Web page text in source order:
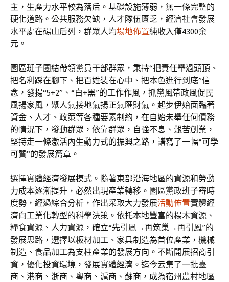
主，生產力水平較為落后。基礎設施薄弱，無一條完整的
硬化道路。公共服務欠缺，人才隊伍匱乏，經濟社會發展
水平處在碭山后列，群眾人均場地佈置純收入僅4300余
元。
園區班子團結帶領黨員干部群眾，秉持“把責任舉過頭頂、
把名利踩在腳下、把百姓裝在心中、把本色進行到底”信
念，發揚“5+2”、“白+黑”的工作作風，抓黨風帶政風促民
風揚家風，聚人氣接地氣揚正氣匯財氣。起步伊始面臨著
資金、人才、政策等各種要素制約，在自始未舉任何債務
的情況下，發動群眾，依靠群眾，自強不息、艱苦創業，
堅持走一條激活內生動力式的振興之路，譜寫了一幅“可學
可贊”的發展篇章。
選擇實體經濟發展模式。隨著東部沿海地區的資源和勞動
力成本逐漸提升，必然出現產業轉移。園區黨政班子審時
度勢，經過綜合分析，作出采取大力發展活動佈置實體經
濟向工業化轉型的科學決策。依托本地豐富的楊木資源、
糧食資源、人力資源，確立“先引鳳→再筑巢→再引鳳”的
發展思路，選擇以板材加工、家具制造為首位產業，機械
制造、食品加工為支柱產業的發展方向。不斷開展招商引
資，優化投資環境，發展實體經濟。迄今云集了一批臺
商、港商、浙商、粵商、滬商、蘇商，成為宿州農村地區